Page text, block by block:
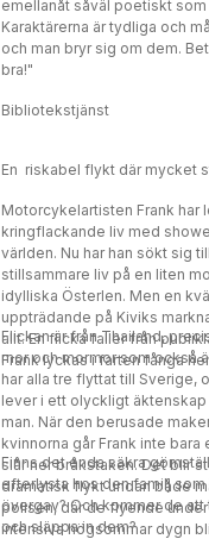
emellanåt såväl poetiskt som
Karaktärerna är tydliga och
och man bryr sig om dem.
bra!"
Bibliotekstjänst
En riskabel flykt där mycket
Motorcykelartisten Frank har
kringflackande liv med
världen. Nu har han sökt sig
stillsammare liv på en liten
idylliska Österlen. Men en
uppträdande på Kiviks
allt. En flicka faller från
Frank lyckas i farten fånga
Flickan är från Thailand,
mor och mormor som också
har alla tre flyttat till Sverige,
lever i ett olyckligt
man. När den berusade
kvinnorna går Frank inte bara
slår ner bråkstaken. Det blir
dramatisk flykt undan både
polisen, där de flyende
intensiva högsommar dygn
Finns det enda säkra
efterlysta hos den familj som
övergav? Och kommer de att
och släppa in dem?